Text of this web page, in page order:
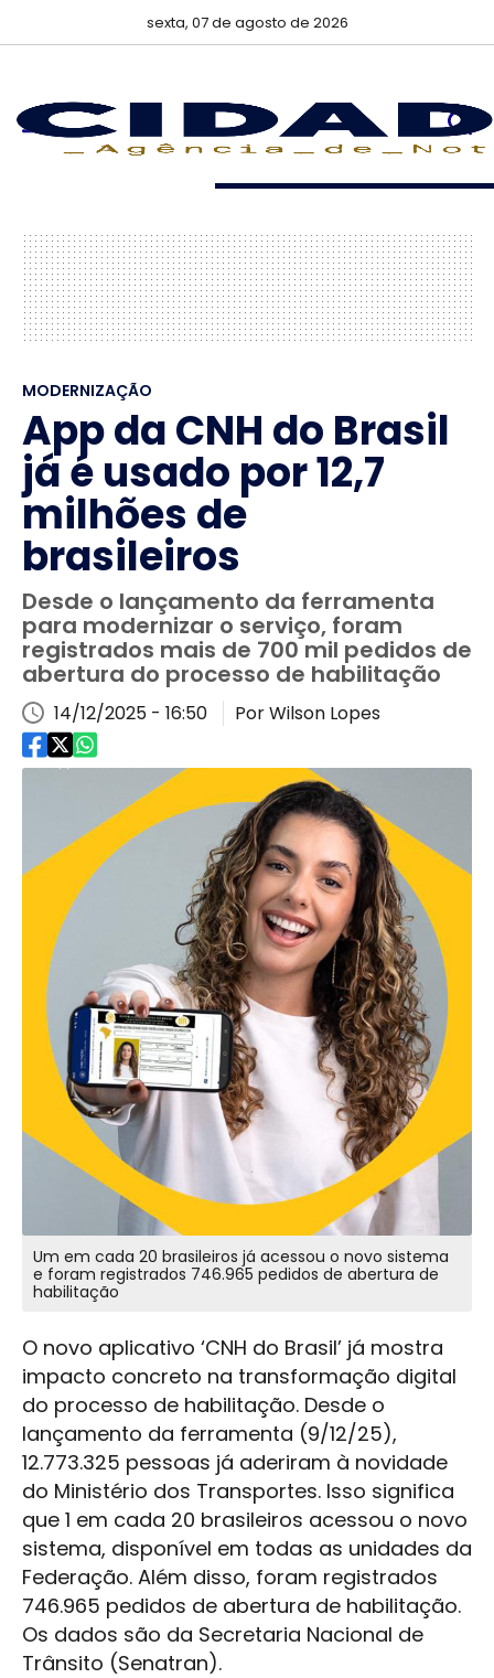
sexta, 07 de agosto de 2026
MODERNIZAÇÃO
App da CNH do Brasil
já é usado por 12,7
milhões de
brasileiros
Desde o lançamento da ferramenta
para modernizar o serviço, foram
registrados mais de 700 mil pedidos de
abertura do processo de habilitação
14/12/2025 - 16:50 Por Wilson Lopes
Um em cada 20 brasileiros já acessou o novo sistema
e foram registrados 746.965 pedidos de abertura de
habilitação
O novo aplicativo ‘CNH do Brasil’ já mostra
impacto concreto na transformação digital
do processo de habilitação. Desde o
lançamento da ferramenta (9/12/25),
12.773.325 pessoas já aderiram à novidade
do Ministério dos Transportes. Isso significa
que 1 em cada 20 brasileiros acessou o novo
sistema, disponível em todas as unidades da
Federação. Além disso, foram registrados
746.965 pedidos de abertura de habilitação.
Os dados são da Secretaria Nacional de
Trânsito (Senatran).